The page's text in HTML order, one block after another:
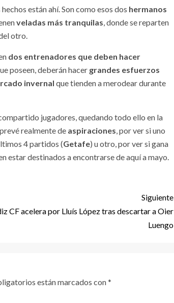
hechos están ahí. Son como esos dos hermanos
veladas más tranquilas, donde se reparten
otro.
dos entrenadores que deben hacer
poseen, deberán hacer grandes esfuerzos
invernal que tienden a merodear durante
jugadores, quedando todo ello en la
realmente de aspiraciones, por ver si uno
4 partidos (Getafe) u otro, por ver si gana
estar destinados a encontrarse de aquí a mayo.
Siguiente
CF acelera por Lluís López tras descartar a Oier
Luengo
están marcados con*